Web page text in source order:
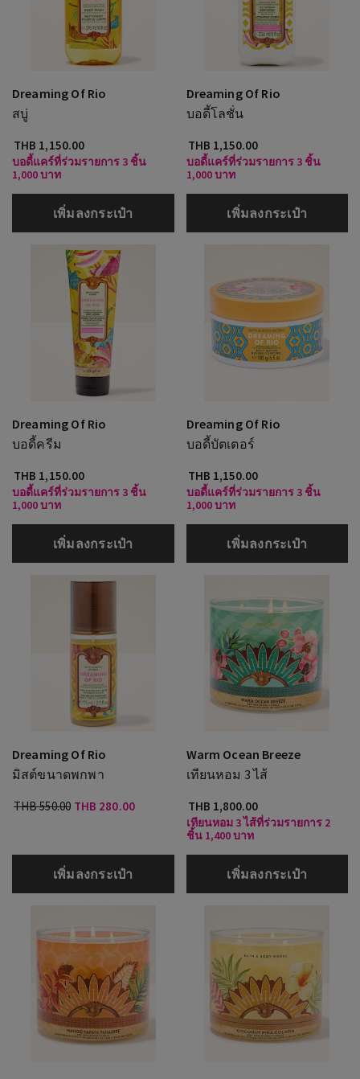
Dreaming Of Rio
สบู่
THB 1,150.00
บอดี้แคร์ที่ร่วมรายการ 3 ชิ้น
1,000 บาท
เพิ่มลงกระเป๋า
Dreaming Of Rio
บอดี้โลชั่น
THB 1,150.00
บอดี้แคร์ที่ร่วมรายการ 3 ชิ้น
1,000 บาท
เพิ่มลงกระเป๋า
Dreaming Of Rio
บอดี้ครีม
THB 1,150.00
บอดี้แคร์ที่ร่วมรายการ 3 ชิ้น
1,000 บาท
เพิ่มลงกระเป๋า
Dreaming Of Rio
บอดี้บัตเตอร์
THB 1,150.00
บอดี้แคร์ที่ร่วมรายการ 3 ชิ้น
1,000 บาท
เพิ่มลงกระเป๋า
Dreaming Of Rio
มิสต์ขนาดพกพา
THB 550.00 THB 280.00
เพิ่มลงกระเป๋า
Warm Ocean Breeze
เทียนหอม 3 ไส้
THB 1,800.00
เทียนหอม 3 ไส้ที่ร่วมรายการ 2
ชิ้น 1,400 บาท
เพิ่มลงกระเป๋า